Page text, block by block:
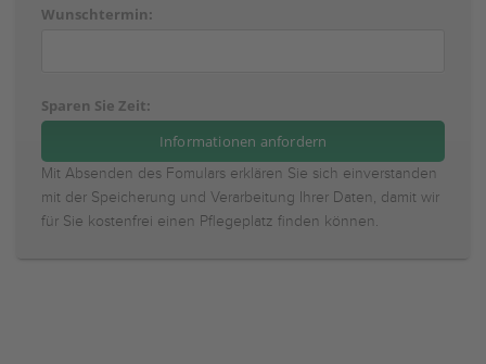
Wunschtermin:
Sparen Sie Zeit:
Mit Absenden des Fomulars erklären Sie sich einverstanden
mit der Speicherung und Verarbeitung Ihrer Daten, damit wir
für Sie kostenfrei einen Pflegeplatz finden können.